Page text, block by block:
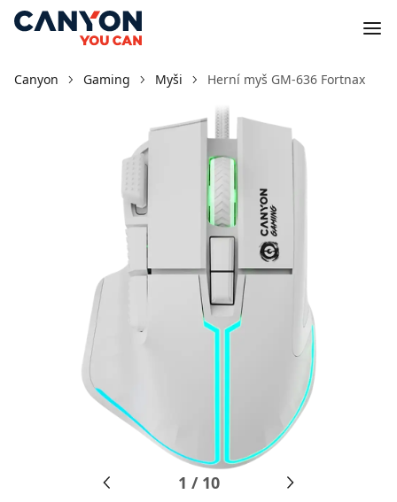
Canyon Gaming Myši Herní myš GM-636 Fortnax
1 / 10